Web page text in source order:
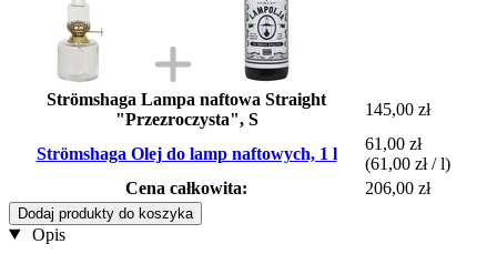
Strömshaga Lampa naftowa Straight
"Przezroczysta", S
145,00 zł
Strömshaga Olej do lamp naftowych, 1 l
61,00 zł
(61,00 zł / l)
Cena całkowita:
206,00 zł
Dodaj produkty do koszyka
Opis